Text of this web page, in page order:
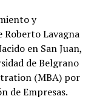
y
Roberto Lavagna
en San Juan,
de Belgrano
(MBA) por
de Empresas.